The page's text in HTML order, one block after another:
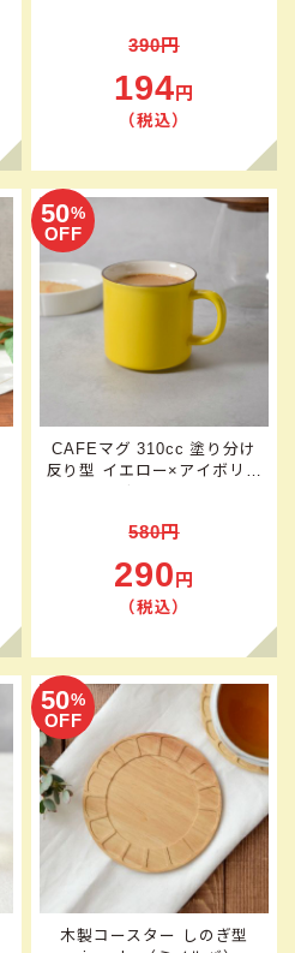
390円
194 円
（税込）
50%
OFF
CAFEマグ 310cc 塗り分け
反り型 イエロー×アイボリー
580円
290 円
（税込）
50%
OFF
木製コースター しのぎ型